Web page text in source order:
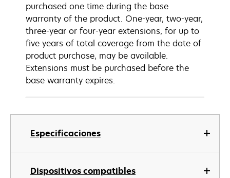
Especificaciones
Dispositivos compatibles
purchased one time during the base
warranty of the product. One-year, two-year,
three-year or four-year extensions, for up to
five years of total coverage from the date of
product purchase, may be available.
Extensions must be purchased before the
base warranty expires.